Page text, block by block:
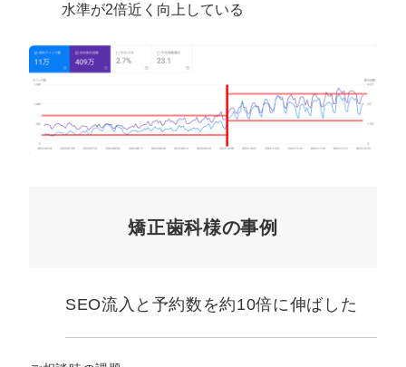
水準が2倍近く向上している
矯正歯科様の事例
SEO流入と予約数を約10倍に伸ばした